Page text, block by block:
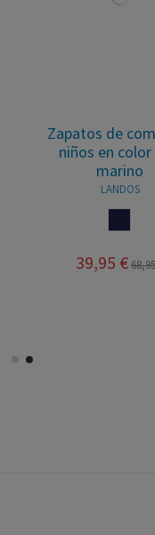
Zapatos de
niños en color
marino
LANDOS
39,95 €